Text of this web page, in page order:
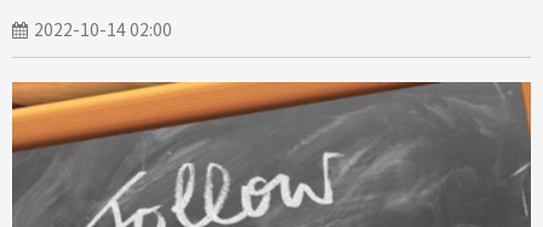
2022-10-14 02:00